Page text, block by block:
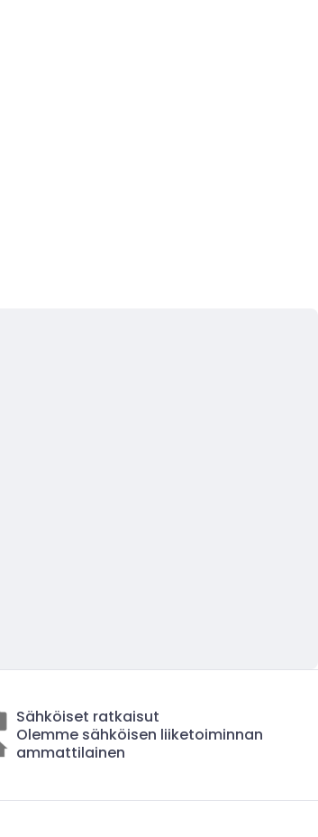
Sähköiset ratkaisut
Olemme sähköisen liiketoiminnan
ammattilainen